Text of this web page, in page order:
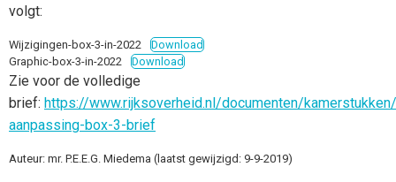
volgt:
Wijzigingen-box-3-in-2022
Download
Graphic-box-3-in-2022
Download
Zie voor de volledige
brief: https://www.rijksoverheid.nl/documenten/
aanpassing-box-3-brief
Auteur: mr. P.E.E.G. Miedema (laatst gewijzigd: 9-9-2019)